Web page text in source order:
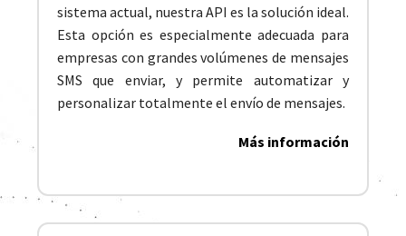
sistema actual, nuestra API es la solución ideal.
Esta opción es especialmente adecuada para
empresas con grandes volúmenes de mensajes
SMS que enviar, y permite automatizar y
personalizar totalmente el envío de mensajes.
Más información